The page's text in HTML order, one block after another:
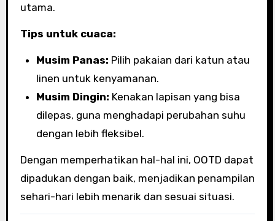
utama.
Tips untuk cuaca:
Musim Panas: Pilih pakaian dari katun atau
linen untuk kenyamanan.
Musim Dingin: Kenakan lapisan yang bisa
dilepas, guna menghadapi perubahan suhu
dengan lebih fleksibel.
Dengan memperhatikan hal-hal ini, OOTD dapat
dipadukan dengan baik, menjadikan penampilan
sehari-hari lebih menarik dan sesuai situasi.